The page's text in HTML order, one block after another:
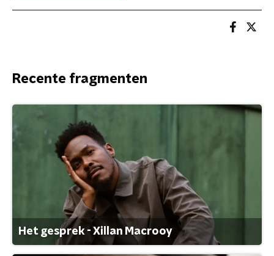
Recente fragmenten
Het gesprek - Xillan Macrooy